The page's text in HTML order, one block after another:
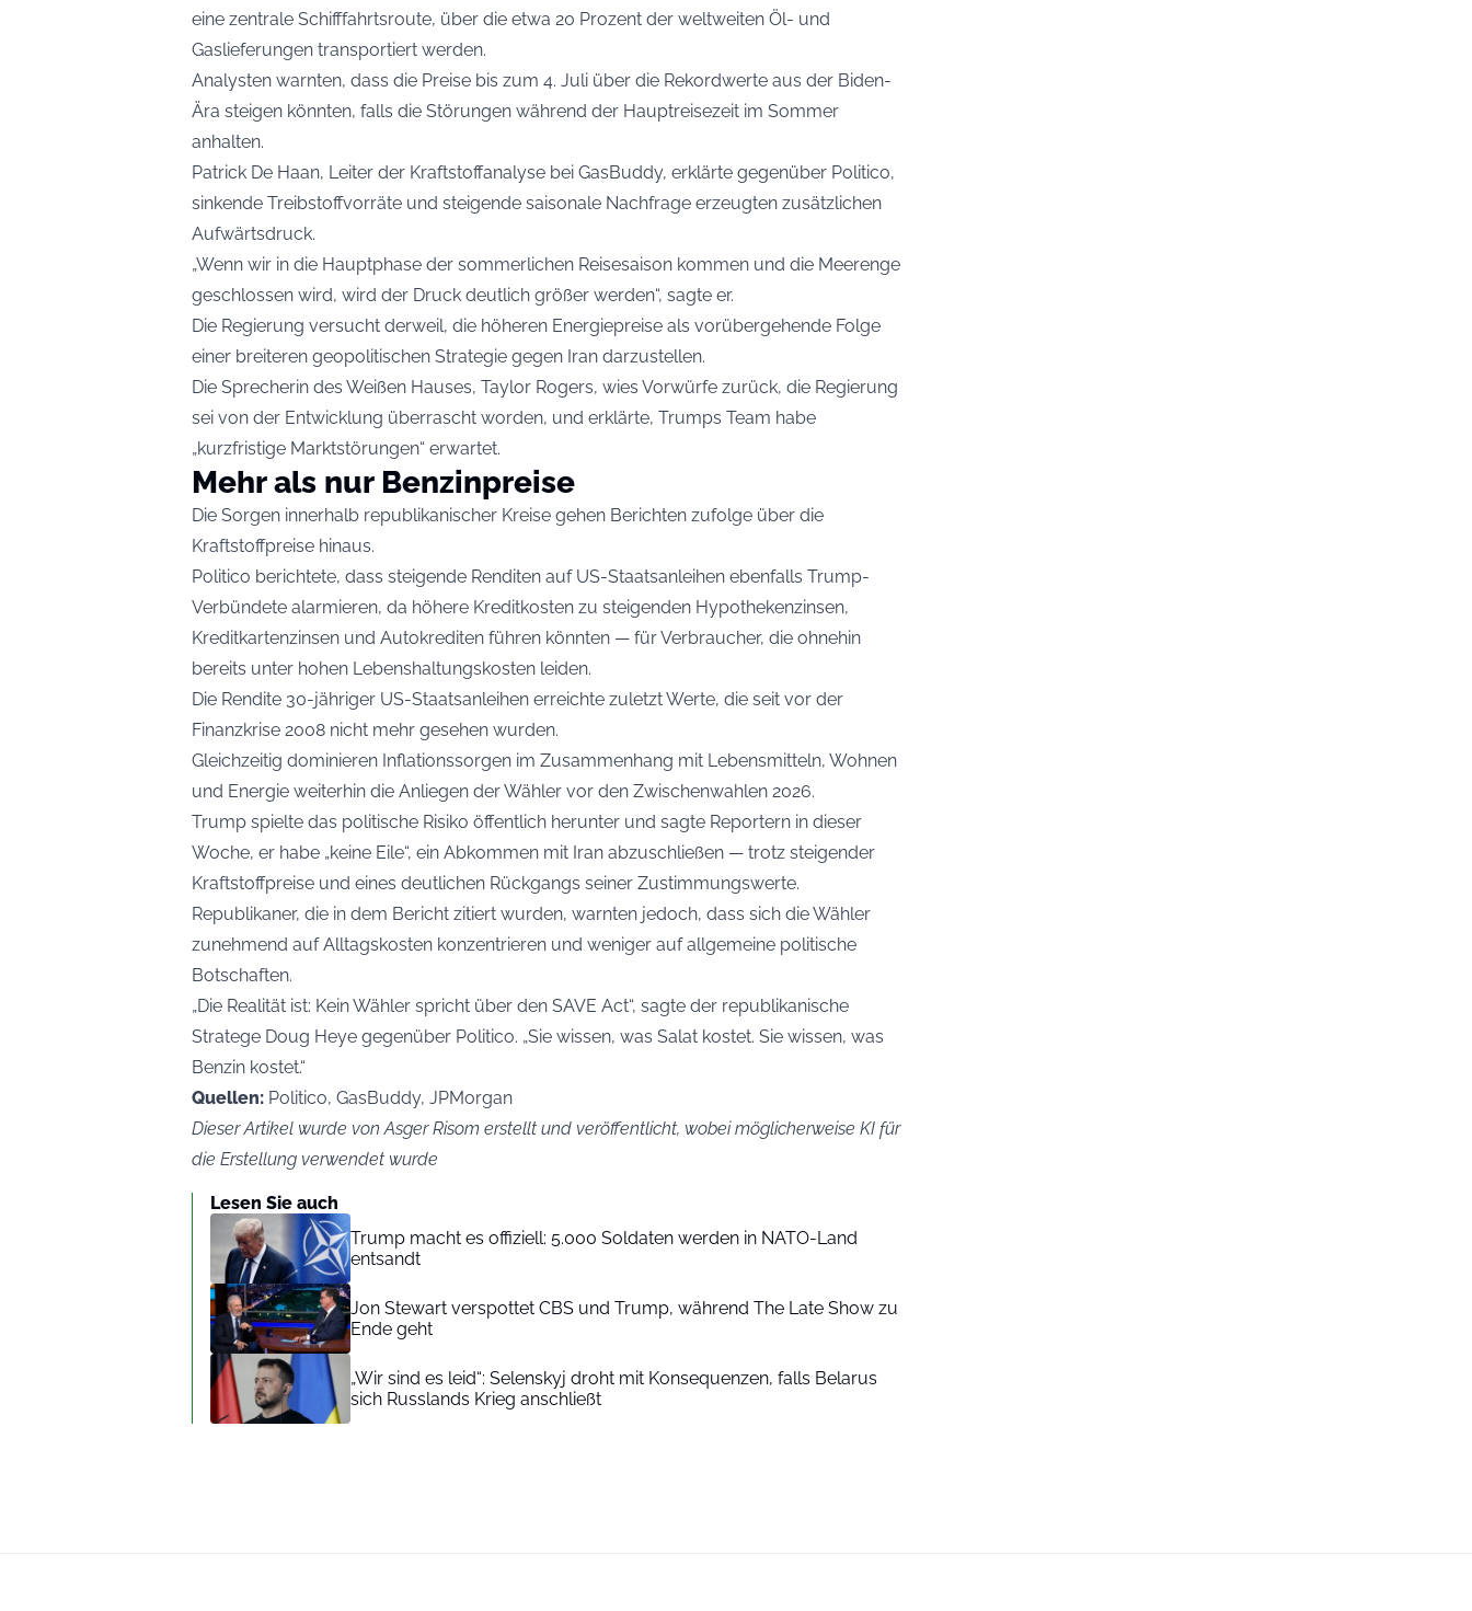
eine zentrale Schifffahrtsroute, über die etwa 20 Prozent der weltweiten Öl- und
Gaslieferungen transportiert werden.
Analysten warnten, dass die Preise bis zum 4. Juli über die Rekordwerte aus der Biden-
Ära steigen könnten, falls die Störungen während der Hauptreisezeit im Sommer
anhalten.
Patrick De Haan, Leiter der Kraftstoffanalyse bei GasBuddy, erklärte gegenüber Politico,
sinkende Treibstoffvorräte und steigende saisonale Nachfrage erzeugten zusätzlichen
Aufwärtsdruck.
„Wenn wir in die Hauptphase der sommerlichen Reisesaison kommen und die Meerenge
geschlossen wird, wird der Druck deutlich größer werden“, sagte er.
Die Regierung versucht derweil, die höheren Energiepreise als vorübergehende Folge
einer breiteren geopolitischen Strategie gegen Iran darzustellen.
Die Sprecherin des Weißen Hauses, Taylor Rogers, wies Vorwürfe zurück, die Regierung
sei von der Entwicklung überrascht worden, und erklärte, Trumps Team habe
„kurzfristige Marktstörungen“ erwartet.
Mehr als nur Benzinpreise
Die Sorgen innerhalb republikanischer Kreise gehen Berichten zufolge über die
Kraftstoffpreise hinaus.
Politico berichtete, dass steigende Renditen auf US-Staatsanleihen ebenfalls Trump-
Verbündete alarmieren, da höhere Kreditkosten zu steigenden Hypothekenzinsen,
Kreditkartenzinsen und Autokrediten führen könnten — für Verbraucher, die ohnehin
bereits unter hohen Lebenshaltungskosten leiden.
Die Rendite 30-jähriger US-Staatsanleihen erreichte zuletzt Werte, die seit vor der
Finanzkrise 2008 nicht mehr gesehen wurden.
Gleichzeitig dominieren Inflationssorgen im Zusammenhang mit Lebensmitteln, Wohnen
und Energie weiterhin die Anliegen der Wähler vor den Zwischenwahlen 2026.
Trump spielte das politische Risiko öffentlich herunter und sagte Reportern in dieser
Woche, er habe „keine Eile“, ein Abkommen mit Iran abzuschließen — trotz steigender
Kraftstoffpreise und eines deutlichen Rückgangs seiner Zustimmungswerte.
Republikaner, die in dem Bericht zitiert wurden, warnten jedoch, dass sich die Wähler
zunehmend auf Alltagskosten konzentrieren und weniger auf allgemeine politische
Botschaften.
„Die Realität ist: Kein Wähler spricht über den SAVE Act“, sagte der republikanische
Stratege Doug Heye gegenüber Politico. „Sie wissen, was Salat kostet. Sie wissen, was
Benzin kostet.“
Quellen: Politico, GasBuddy, JPMorgan
Dieser Artikel wurde von Asger Risom erstellt und veröffentlicht, wobei möglicherweise KI für
die Erstellung verwendet wurde
Lesen Sie auch
Trump macht es offiziell: 5.000 Soldaten werden in NATO-Land
entsandt
Jon Stewart verspottet CBS und Trump, während The Late Show zu
Ende geht
„Wir sind es leid“: Selenskyj droht mit Konsequenzen, falls Belarus
sich Russlands Krieg anschließt